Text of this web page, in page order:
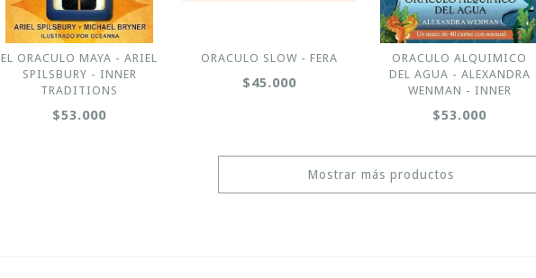
EL ORACULO MAYA - ARIEL
SPILSBURY - INNER
TRADITIONS
$53.000
ORACULO SLOW - FERA
$45.000
ORACULO ALQUIMICO
DEL AGUA - ALEXANDRA
WENMAN - INNER
$53.000
Mostrar más productos